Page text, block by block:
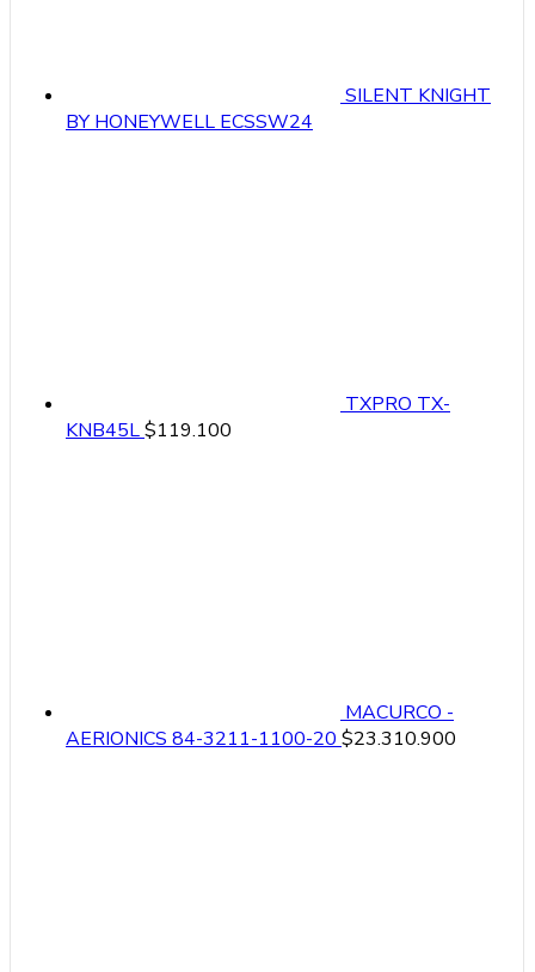
SILENT KNIGHT
BY HONEYWELL ECSSW24
TXPRO TX-
KNB45L$119.100
MACURCO -
AERIONICS 84-3211-1100-20 $23.310.900